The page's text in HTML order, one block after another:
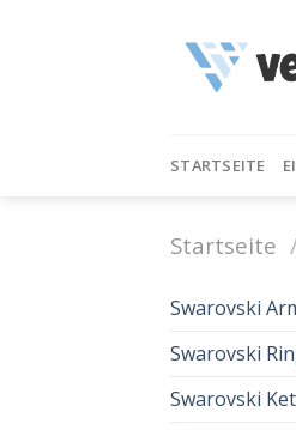
STARTSEITE
Startseite
Swarovski
Swarovski
Swarovski